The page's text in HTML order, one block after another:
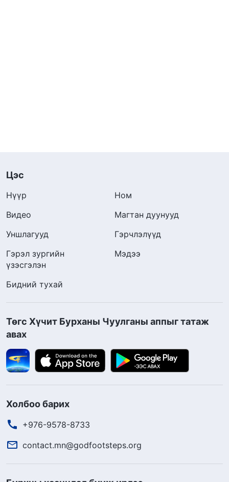
Цэс
Нүүр
Ном
Видео
Магтан дуунууд
Уншлагууд
Гэрчлэлүүд
Гэрэл зургийн
үзэсгэлэн
Мэдээ
Бидний тухай
Төгс Хүчит Бурханы Чуулганы аппыг татаж
авах
Холбоо барих
+976-9578-8733
contact.mn@godfootsteps.org